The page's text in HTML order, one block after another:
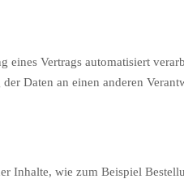
Vertrags automatisiert
Daten an einen anderen
Inhalte, wie zum Beispiel